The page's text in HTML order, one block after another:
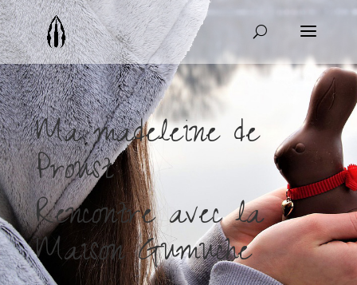
Ma madeleine de
Proust
Rencontre avec la
Maison Gumuche